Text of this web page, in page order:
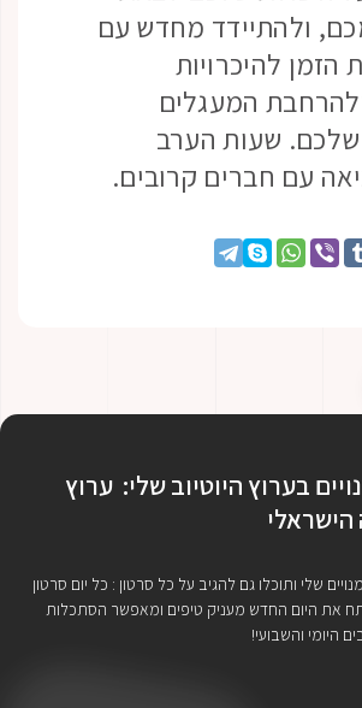
ולהתיידד מחדש עם
הזמן להיכרויות
המעגלים
שעות הערב
עם חברים קרובים.
בערוץ היוטיוב שלי: ערוץ
הישראלי
שלי ותוכלו גם להגיב על כל סרטון : כל יום סרטון
את היום החדש מעניק טיפים ומאפשר הסתכלות
היומי והשבועי!